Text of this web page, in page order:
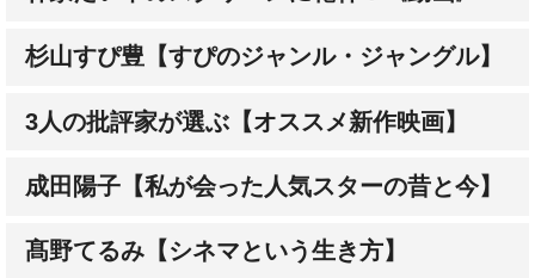
3人の批評家が選ぶ【オススメ新作映画】
成田陽子【私が会った人気スターの昔と今】
髙野てるみ【シネマという生き方】
大森さわこの【英国・映画人File】